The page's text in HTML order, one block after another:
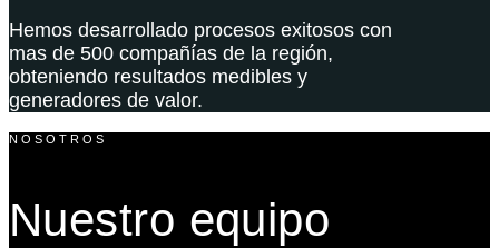
Hemos desarrollado procesos exitosos con
mas de 500 compañías de la región,
obteniendo resultados medibles y
generadores de valor.
NOSOTROS
Nuestro equipo